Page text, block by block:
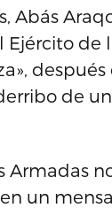
Abás
Ejército
de
Armadas
un